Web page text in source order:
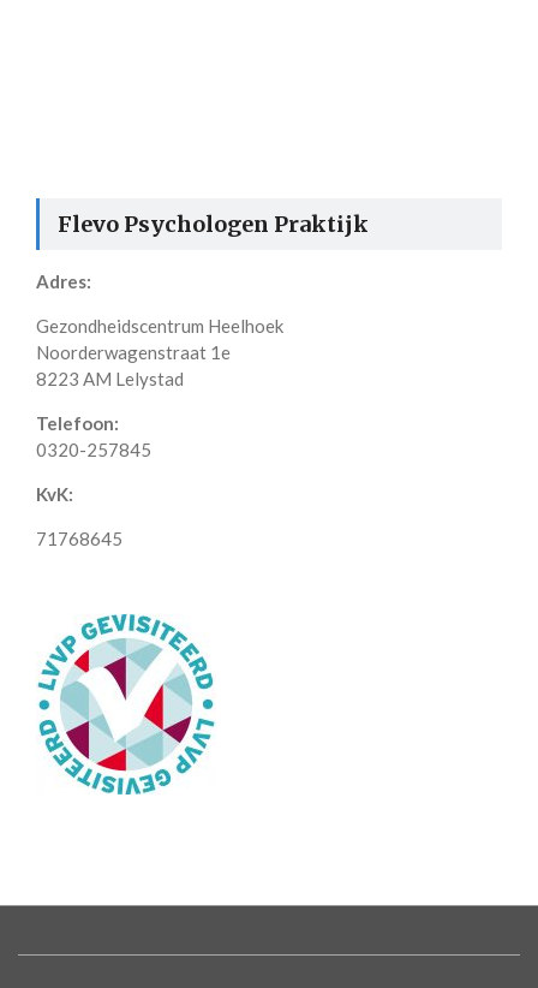
Flevo Psychologen Praktijk
Adres:
Gezondheidscentrum Heelhoek
Noorderwagenstraat 1e
8223 AM Lelystad
Telefoon:
0320-257845
KvK:
71768645